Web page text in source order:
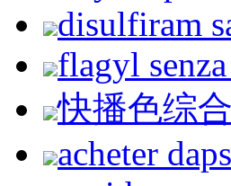
disulfiram
flagyl
快播色综合
acheter